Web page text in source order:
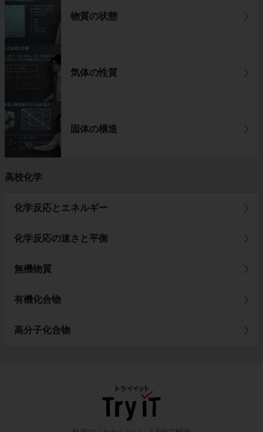
物質の状態
気体の性質
固体の構造
高校化学
化学反応とエネルギー
化学反応の速さと平衡
無機物質
有機化合物
高分子化合物